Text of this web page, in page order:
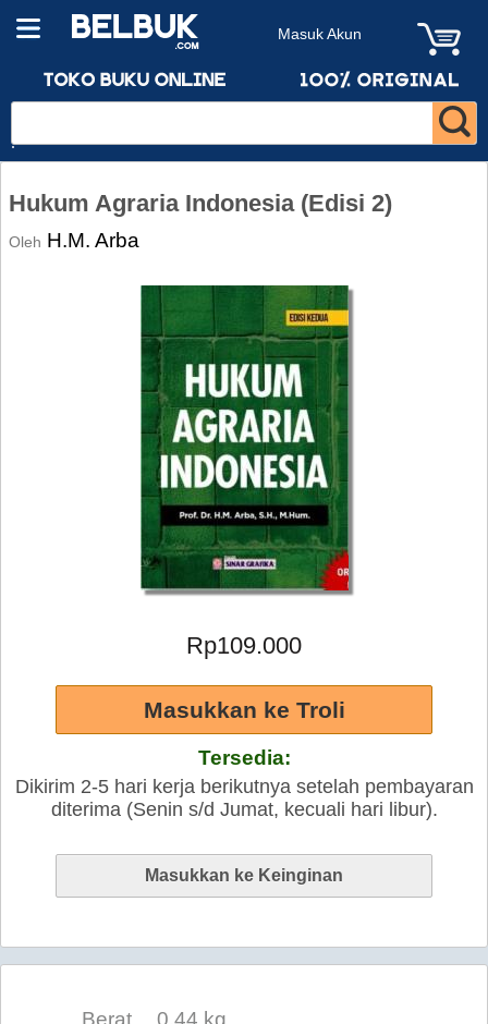
Masuk Akun
Hukum Agraria Indonesia (Edisi 2)
Oleh H.M. Arba
Rp109.000
Tersedia:
Dikirim 2-5 hari kerja berikutnya setelah pembayaran
diterima (Senin s/d Jumat, kecuali hari libur).
Berat
0.44 kg